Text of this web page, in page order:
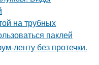
на трубных
паклей
ленту без протечки.